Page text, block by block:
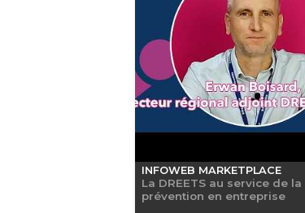
INFOWEB MARKETPLACE
La DREETS au service de la
prévention en entreprise